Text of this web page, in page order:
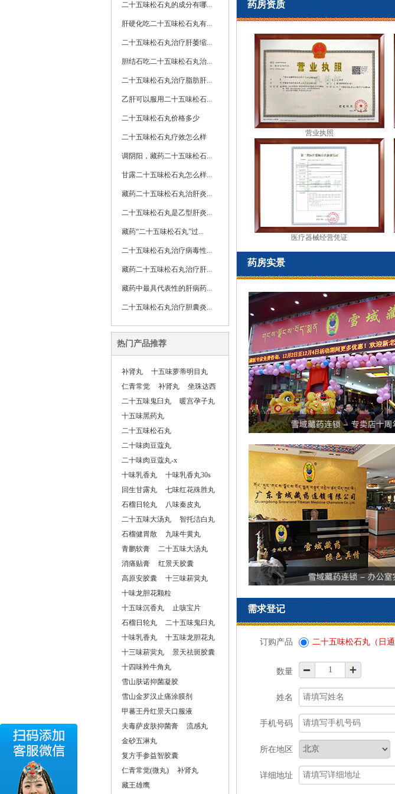
二十五味松石丸的成分有哪...
肝硬化吃二十五味松石丸有...
二十五味松石丸治疗肝萎缩...
胆结石吃二十五味松石丸治...
二十五味松石丸治疗脂肪肝...
乙肝可以服用二十五味松石...
二十五味松石丸价格多少
二十五味松石丸疗效怎么样
调阴阳，藏药二十五味松石...
甘露二十五味松石丸怎么样...
藏药二十五味松石丸治肝炎...
二十五味松石丸是乙型肝炎...
藏药“二十五味松石丸”过...
二十五味松石丸治疗病毒性...
藏药二十五味松石丸治疗肝...
藏药中最具代表性的肝病药...
二十五味松石丸治疗胆囊炎...
热门产品推荐
补肾丸
十五味萝蒂明目丸
仁青常觉
补肾丸
坐珠达西
二十五味鬼臼丸
暖宫孕子丸
十五味黑药丸
二十五味松石丸
二十味肉豆蔻丸
二十味肉豆蔻丸-x
十味乳香丸
十味乳香丸30s
回生甘露丸
七味红花殊胜丸
石榴日轮丸
八味秦皮丸
二十五味大汤丸
智托洁白丸
石榴健胃散
九味牛黄丸
青鹏软膏
二十五味大汤丸
消痛贴膏
红景天胶囊
高原安胶囊
十三味菥蓂丸
十味龙胆花颗粒
十五味沉香丸
止咳宝片
石榴日轮丸
二十五味鬼臼丸
十味乳香丸
十五味龙胆花丸
十三味菥蓂丸
景天祛斑胶囊
十四味羚牛角丸
雪山肤诺抑菌凝胶
雪山金罗汉止痛涂膜剂
甲蕃王丹红景天口服液
夫毒萨皮肤抑菌膏
流感丸
金砂五淋丸
复方手参益智胶囊
仁青常觉(微丸)
补肾丸
藏王雄鹰
药房资质
营业执照
医疗器械经营凭证
药房实景
需求登记
订购产品 二十五味松石丸（日通
数量
姓名
手机号码
所在地区
详细地址